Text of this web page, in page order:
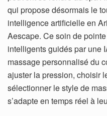
qui propose désormais le
intelligence artificielle en
Aescape. Ce soin de
intelligents guidés par une
massage personnalisé du
ajuster la pression, choisir
sélectionner le style de
s’adapte en temps réel à